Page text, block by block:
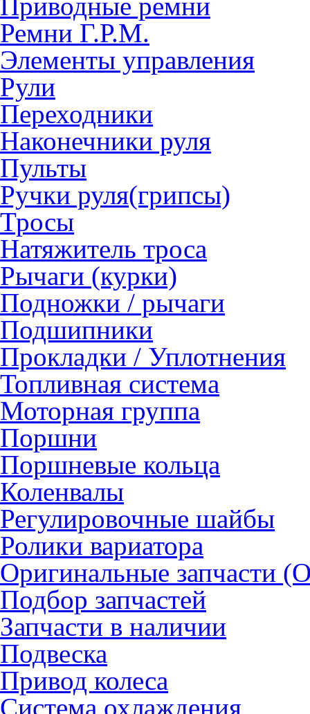
Ремни Г.Р.М.
Элементы управления
Рули
Переходники
Наконечники руля
Пульты
Ручки руля(грипсы)
Тросы
Натяжитель троса
Рычаги (курки)
Подножки / рычаги
Подшипники
Прокладки / Уплотнения
Топливная система
Моторная группа
Поршни
Поршневые кольца
Коленвалы
Регулировочные шайбы
Ролики вариатора
Оригинальные запчасти
Подбор запчастей
Запчасти в наличии
Подвеска
Привод колеса
Система охлаждения